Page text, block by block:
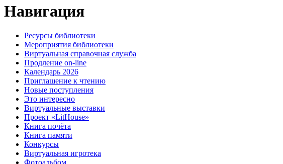
Навигация
Ресурсы библиотеки
Мероприятия библиотеки
Виртуальная справочная служба
Продление on-line
Календарь 2026
Приглашение к чтению
Новые поступления
Это интересно
Виртуальные выставки
Проект «LitHouse»
Книга почёта
Книга памяти
Конкурсы
Виртуальная игротека